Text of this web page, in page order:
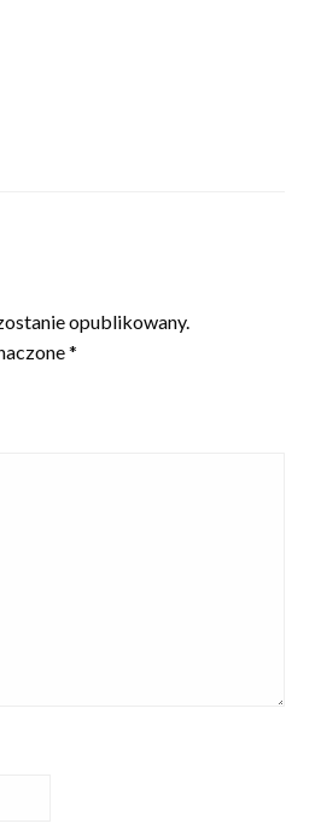
opublikowany.
*